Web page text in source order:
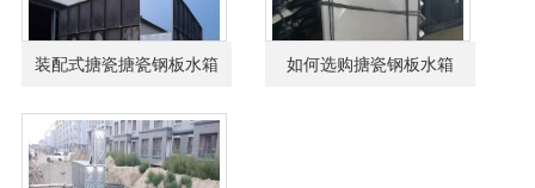
装配式搪瓷搪瓷钢板水箱 如何选购搪瓷钢板水箱